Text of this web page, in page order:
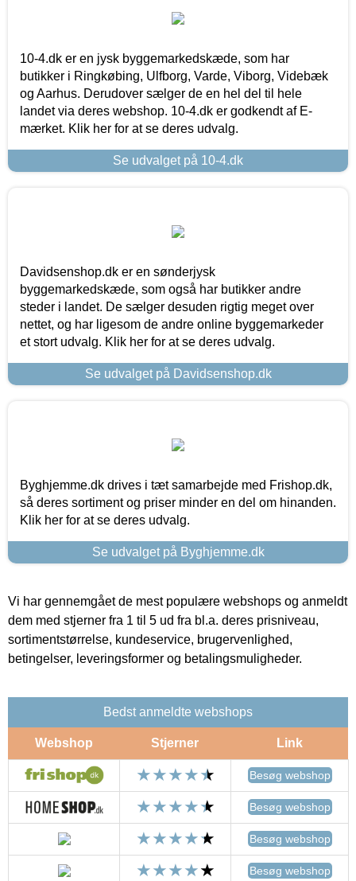
10-4.dk er en jysk byggemarkedskæde, som har
butikker i Ringkøbing, Ulfborg, Varde, Viborg, Videbæk
og Aarhus. Derudover sælger de en hel del til hele
landet via deres webshop. 10-4.dk er godkendt af E-
mærket. Klik her for at se deres udvalg.
Se udvalget på 10-4.dk
Davidsenshop.dk er en sønderjysk
byggemarkedskæde, som også har butikker andre
steder i landet. De sælger desuden rigtig meget over
nettet, og har ligesom de andre online byggemarkeder
et stort udvalg. Klik her for at se deres udvalg.
Se udvalget på Davidsenshop.dk
Byghjemme.dk drives i tæt samarbejde med Frishop.dk,
så deres sortiment og priser minder en del om hinanden.
Klik her for at se deres udvalg.
Se udvalget på Byghjemme.dk
Vi har gennemgået de mest populære webshops og anmeldt
dem med stjerner fra 1 til 5 ud fra bl.a. deres prisniveau,
sortimentstørrelse, kundeservice, brugervenlighed,
betingelser, leveringsformer og betalingsmuligheder.
Bedst anmeldte webshops
Webshop Stjerner Link
Besøg webshop
Besøg webshop
Besøg webshop
Besøg webshop